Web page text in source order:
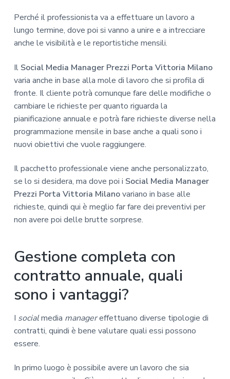
Perché il professionista va a effettuare un lavoro a
lungo termine, dove poi si vanno a unire e a intrecciare
anche le visibilità e le reportistiche mensili.
Il Social Media Manager Prezzi Porta Vittoria Milano
varia anche in base alla mole di lavoro che si profila di
fronte. Il cliente potrà comunque fare delle modifiche o
cambiare le richieste per quanto riguarda la
pianificazione annuale e potrà fare richieste diverse nella
programmazione mensile in base anche a quali sono i
nuovi obiettivi che vuole raggiungere.
Il pacchetto professionale viene anche personalizzato,
se lo si desidera, ma dove poi i Social Media Manager
Prezzi Porta Vittoria Milanovariano in base alle
richieste, quindi qui è meglio far fare dei preventivi per
non avere poi delle brutte sorprese.
Gestione completa con
contratto annuale, quali
sono i vantaggi?
I socialmedia managereffettuano diverse tipologie di
contratti, quindi è bene valutare quali essi possono
essere.
In primo luogo è possibile avere un lavoro che sia